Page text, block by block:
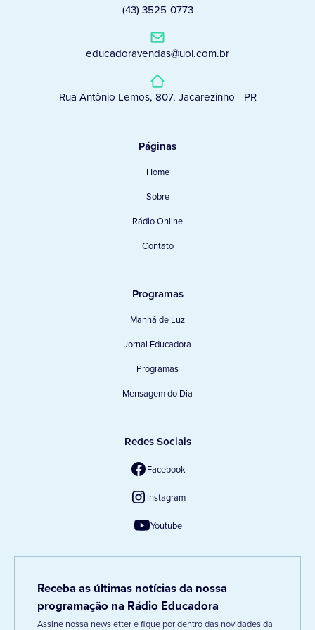
(43) 3525-0773
educadoravendas@uol.com.br
Rua Antônio Lemos, 807, Jacarezinho - PR
Páginas
Home
Sobre
Rádio Online
Contato
Programas
Manhã de Luz
Jornal Educadora
Programas
Mensagem do Dia
Redes Sociais
Facebook
Instagram
Youtube
Receba as últimas notícias da nossa
programação na Rádio Educadora
Assine nossa newsletter e fique por dentro das novidades da